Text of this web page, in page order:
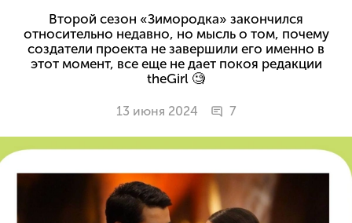
Второй сезон «Зимородка» закончился
относительно недавно, но мысль о том, почему
создатели проекта не завершили его именно в
этот момент, все еще не дает покоя редакции
theGirl 🧐
13 июня 2024 7